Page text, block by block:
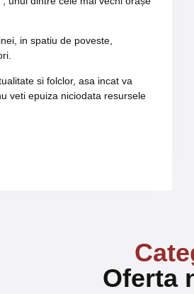
in spatiu de poveste,
si folclor, asa incat va
veti epuiza niciodata resursele
Oferta